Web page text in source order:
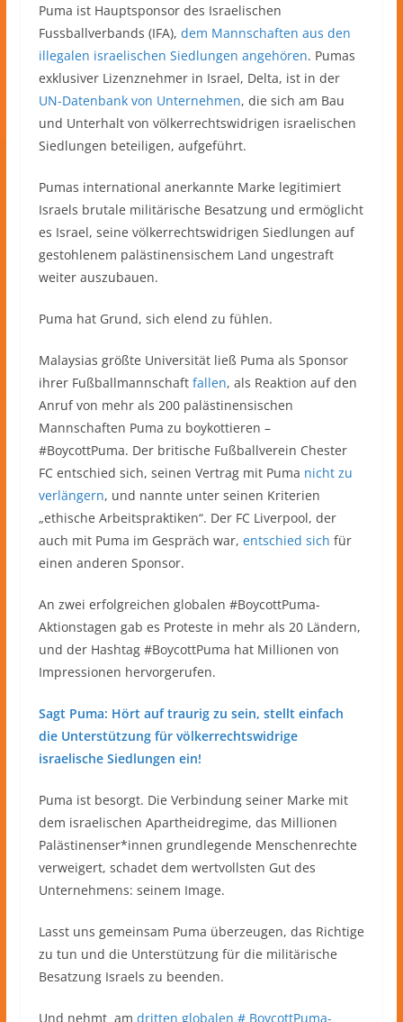
Puma ist Hauptsponsor des Israelischen
Fussballverbands (IFA), dem Mannschaften aus den
illegalen israelischen Siedlungen angehören. Pumas
exklusiver Lizenznehmer in Israel, Delta, ist in der
UN-Datenbank von Unternehmen, die sich am Bau
und Unterhalt von völkerrechtswidrigen israelischen
Siedlungen beteiligen, aufgeführt.
Pumas international anerkannte Marke legitimiert
Israels brutale militärische Besatzung und ermöglicht
es Israel, seine völkerrechtswidrigen Siedlungen auf
gestohlenem palästinensischem Land ungestraft
weiter auszubauen.
Puma hat Grund, sich elend zu fühlen.
Malaysias größte Universität ließ Puma als Sponsor
ihrer Fußballmannschaft fallen, als Reaktion auf den
Anruf von mehr als 200 palästinensischen
Mannschaften Puma zu boykottieren –
#BoycottPuma. Der britische Fußballverein Chester
FC entschied sich, seinen Vertrag mit Puma nicht zu
verlängern, und nannte unter seinen Kriterien
„ethische Arbeitspraktiken“. Der FC Liverpool, der
auch mit Puma im Gespräch war, entschied sich für
einen anderen Sponsor.
An zwei erfolgreichen globalen #BoycottPuma-
Aktionstagen gab es Proteste in mehr als 20 Ländern,
und der Hashtag #BoycottPuma hat Millionen von
Impressionen hervorgerufen.
Sagt Puma: Hört auf traurig zu sein, stellt einfach
die Unterstützung für völkerrechtswidrige
israelische Siedlungen ein!
Puma ist besorgt. Die Verbindung seiner Marke mit
dem israelischen Apartheidregime, das Millionen
Palästinenser*innen grundlegende Menschenrechte
verweigert, schadet dem wertvollsten Gut des
Unternehmens: seinem Image.
Lasst uns gemeinsam Puma überzeugen, das Richtige
zu tun und die Unterstützung für die militärische
Besatzung Israels zu beenden.
Und nehmt am dritten globalen # BoycottPuma-